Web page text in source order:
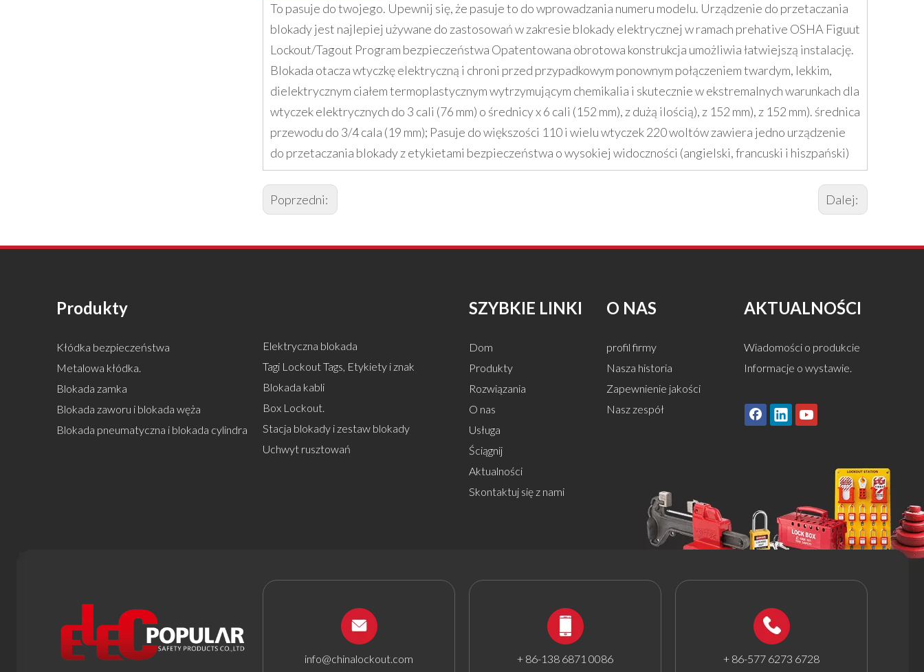
To pasuje do twojego. Upewnij się, że pasuje to do wprowadzania numeru modelu. Urządzenie do przetaczania
blokady jest najlepiej używane do zastosowań w zakresie blokady elektrycznej w ramach prehative OSHA Figuut
Lockout/Tagout Program bezpieczeństwa Opatentowana obrotowa konstrukcja umożliwia łatwiejszą instalację.
Blokada otacza wtyczkę elektryczną i chroni przed przypadkowym ponownym połączeniem twardym, lekkim,
dielektrycznym ciałem termoplastycznym wytrzymującym chemikalia i skutecznie w ekstremalnych warunkach dla
wtyczek elektrycznych do 3 cali (76 mm) o średnicy x 6 cali (152 mm), z dużą ilością), z 152 mm), z 152 mm). średnica
przewodu do 3/4 cala (19 mm); Pasuje do większości 110 i wielu wtyczek 220 woltów zawiera jedno urządzenie
do przetaczania blokady z etykietami bezpieczeństwa o wysokiej widoczności (angielski, francuski i hiszpański)
Poprzedni: Dalej:
Produkty
Kłódka bezpieczeństwa
Metalowa kłódka.
Blokada zamka
Blokada zaworu i blokada węża
Blokada pneumatyczna i blokada cylindra
Elektryczna blokada
Tagi Lockout Tags, Etykiety i znak
Blokada kabli
Box Lockout.
Stacja blokady i zestaw blokady
Uchwyt rusztowań
SZYBKIE LINKI
Dom
Produkty
Rozwiązania
O nas
Usługa
Ściągnij
Aktualności
Skontaktuj się z nami
O NAS
profil firmy
Nasza historia
Zapewnienie jakości
Nasz zespół
AKTUALNOŚCI
Wiadomości o produkcie
Informacje o wystawie.
info@chinalockout.com + 86-138 6871 0086 + 86-577 6273 6728